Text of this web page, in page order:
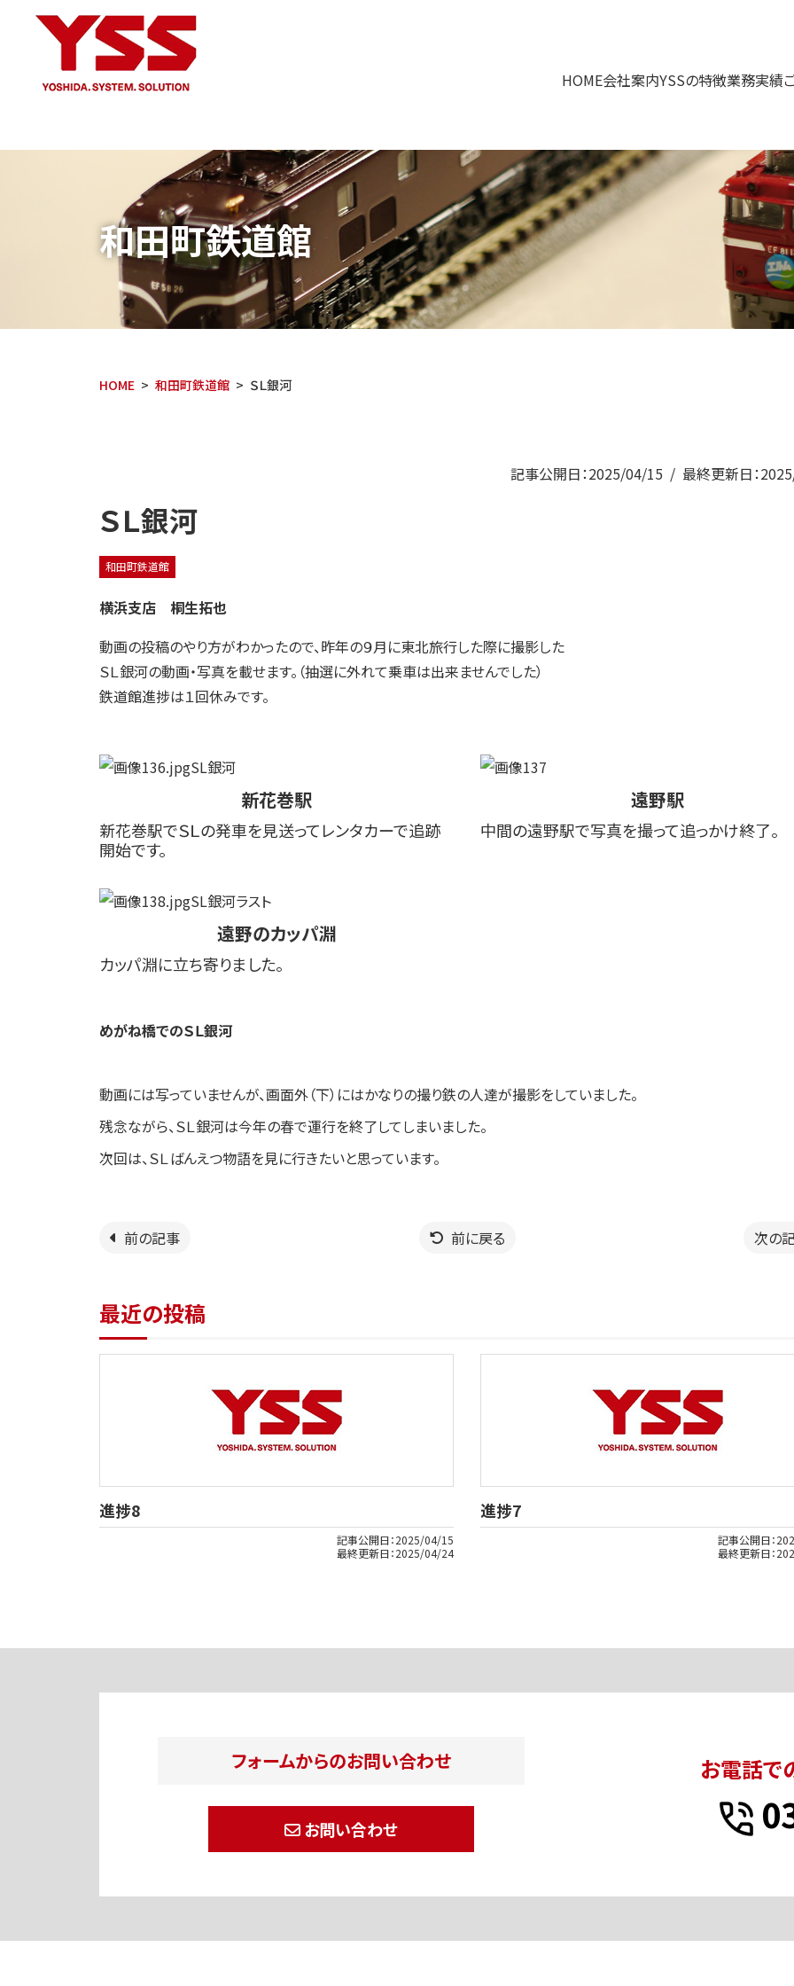
HOME会社案内YSSの特徴業務実績
和田町鉄道館
HOME 和田町鉄道館 ＳＬ銀河
記事公開日：2025/04/15 最終更新日：
ＳＬ銀河
和田町鉄道館
横浜支店 桐生拓也
動画の投稿のやり方がわかったので、昨年の９月に東北旅行した際に撮影した
ＳＬ銀河の動画・写真を載せます。（抽選に外れて乗車は出来ませんでした）
鉄道館進捗は１回休みです。
新花巻駅
新花巻駅でＳＬの発車を見送ってレンタカーで追跡
開始です。
遠野駅
中間の遠野駅で写真を撮って追っかけ終了。
遠野のカッパ淵
カッパ淵に立ち寄りました。
めがね橋でのＳＬ銀河
動画には写っていませんが、画面外（下）にはかなりの撮り鉄の人達が撮影をしていました。
残念ながら、ＳＬ銀河は今年の春で運行を終了してしまいました。
次回は、ＳＬばんえつ物語を見に行きたいと思っています。
前の記事 前に戻る 次の
最近の投稿
進捗8
記事公開日：2025/04/15
最終更新日：2025/04/24
進捗7
記事公開日：
最終更新日：
フォームからのお問い合わせ
お問い合わせ
お電話で